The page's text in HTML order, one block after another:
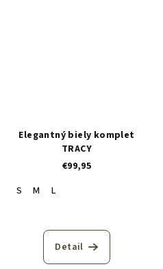
Elegantný biely komplet
TRACY
€99,95
S
M L
Detail